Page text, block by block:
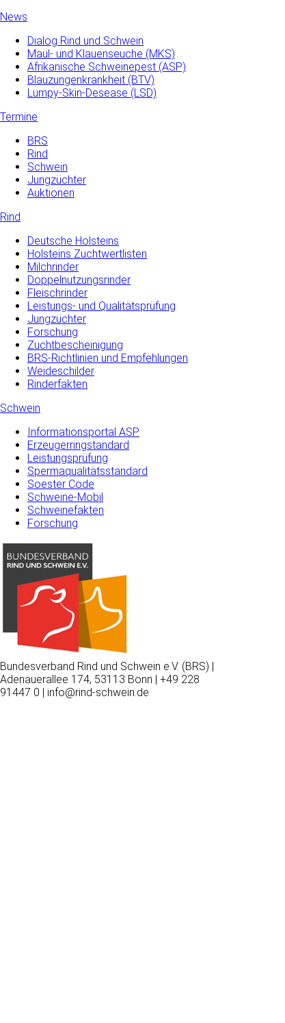
News
Dialog Rind und Schwein
Maul- und­ Klauenseuche­ (MKS)
Afrikanische Schweinepest (ASP)
Blauzungenkrankheit (BTV)
Lumpy-Skin-Desease (LSD)
Termine
BRS
Rind
Schwein
Jungzüchter
Auktionen
Rind
Deutsche Holsteins
Holsteins Zuchtwertlisten
Milchrinder
Doppelnutzungsrinder
Fleischrinder
Leistungs- und Qualitätsprüfung
Jungzüchter
Forschung
Zuchtbescheinigung
BRS-Richtlinien und Empfehlungen
Weideschilder
Rinderfakten
Schwein
Informationsportal ASP
Erzeugerringstandard
Leistungsprüfung
Spermaqualitätsstandard
Soester Code
Schweine-Mobil
Schweinefakten
Forschung
Bundesverband Rind und Schwein e.V. (BRS) |
Adenauerallee 174, 53113 Bonn | +49 228
91447 0 | info@rind-schwein.de